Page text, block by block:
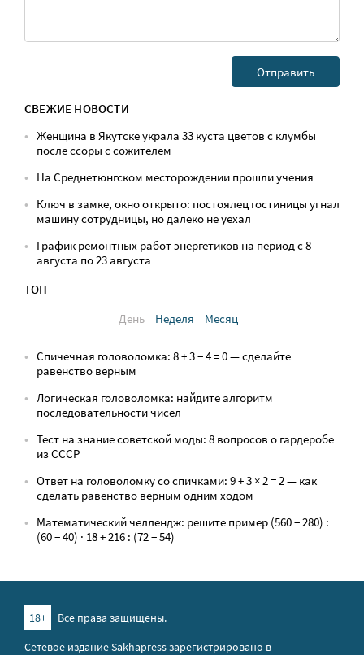
СВЕЖИЕ НОВОСТИ
Женщина в Якутске украла 33 куста цветов с клумбы
после ссоры с сожителем
На Среднетюнгском месторождении прошли учения
Ключ в замке, окно открыто: постоялец гостиницы угнал
машину сотрудницы, но далеко не уехал
График ремонтных работ энергетиков на период с 8
августа по 23 августа
ТОП
День
Неделя Месяц
Спичечная головоломка: 8 + 3 − 4 = 0 — сделайте
равенство верным
Логическая головоломка: найдите алгоритм
последовательности чисел
Тест на знание советской моды: 8 вопросов о гардеробе
из СССР
Ответ на головоломку со спичками: 9 + 3 × 2 = 2 — как
сделать равенство верным одним ходом
Математический челлендж: решите пример (560 − 280) :
(60 − 40) · 18 + 216 : (72 − 54)
18+
Все права защищены.
Сетевое издание Sakhapress зарегистрировано в